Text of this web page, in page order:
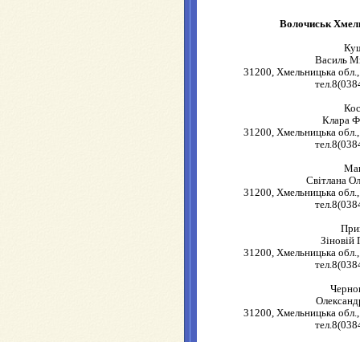
Волочиськ
Василь
31200, Хмельницька
Клара
31200, Хмельницька
Світлана
31200, Хмельницька
Зіновій
31200, Хмельницька
31200, Хмельницька